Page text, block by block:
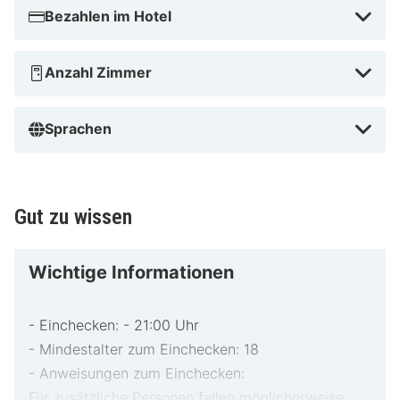
Bezahlen im Hotel
Anzahl Zimmer
Sprachen
Gut zu wissen
Wichtige Informationen
- Einchecken: - 21:00 Uhr
- Mindestalter zum Einchecken: 18
- Anweisungen zum Einchecken: